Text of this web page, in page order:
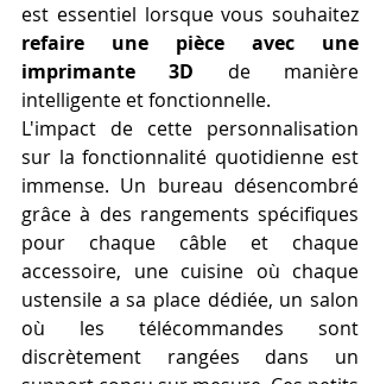
refaire une pièce avec une
imprimante 3D de manière
intelligente et fonctionnelle.
L'impact de cette personnalisation
sur la fonctionnalité quotidienne est
immense. Un bureau désencombré
grâce à des rangements spécifiques
pour chaque câble et chaque
accessoire, une cuisine où chaque
ustensile a sa place dédiée, un salon
où les télécommandes sont
discrètement rangées dans un